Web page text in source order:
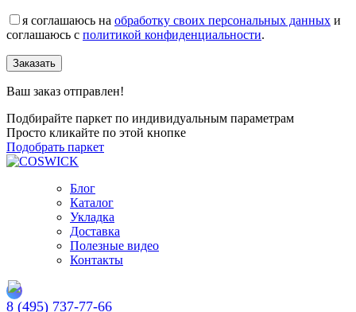
я соглашаюсь на обработку своих персональных данных и
соглашаюсь с политикой конфиденциальности.
Заказать
Ваш заказ отправлен!
Подбирайте паркет по индивидуальным параметрам
Просто кликайте по этой кнопке
Подобрать паркет
Блог
Каталог
Укладка
Доставка
Полезные видео
Контакты
8 (495) 737-77-66